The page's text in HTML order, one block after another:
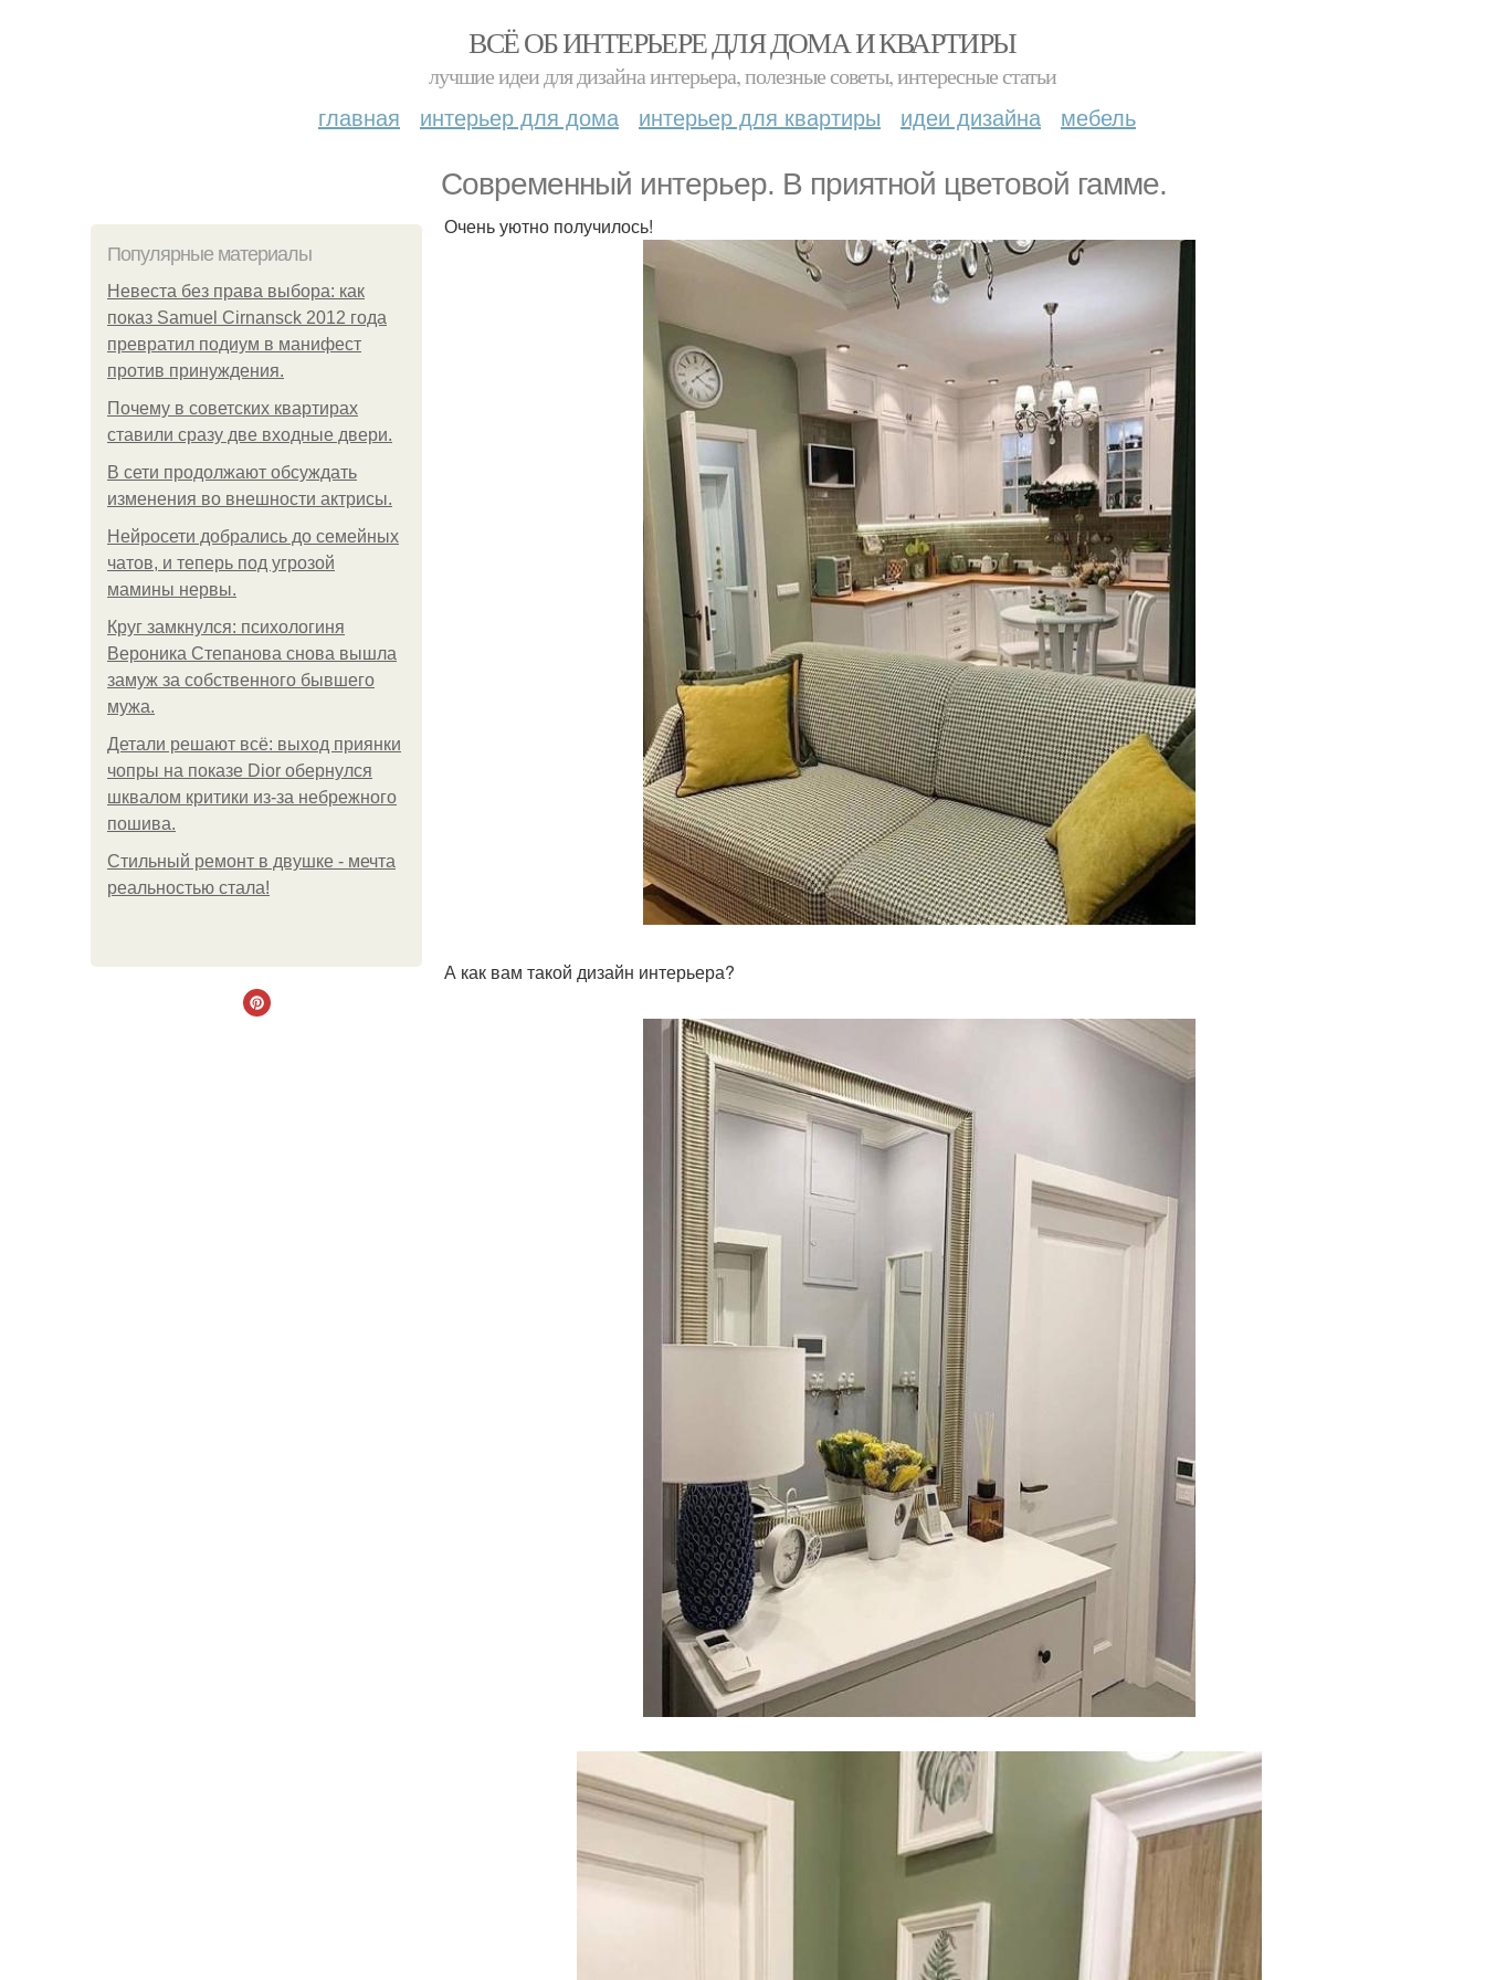
ВСЁ ОБ ИНТЕРЬЕРЕ ДЛЯ ДОМА И КВАРТИРЫ
лучшие идеи для дизайна интерьера, полезные советы, интересные статьи
главная интерьер для дома интерьер для квартиры идеи дизайна мебель
Современный интерьер. В приятной цветовой гамме.
Популярные материалы
Невеста без права выбора: как
показ Samuel Cirnansck 2012 года
превратил подиум в манифест
против принуждения.
Почему в советских квартирах
ставили сразу две входные двери.
В сети продолжают обсуждать
изменения во внешности актрисы.
Нейросети добрались до семейных
чатов, и теперь под угрозой
мамины нервы.
Круг замкнулся: психологиня
Вероника Степанова снова вышла
замуж за собственного бывшего
мужа.
Детали решают всё: выход приянки
чопры на показе Dior обернулся
шквалом критики из-за небрежного
пошива.
Стильный ремонт в двушке - мечта
реальностью стала!
Очень уютно получилось!
А как вам такой дизайн интерьера?